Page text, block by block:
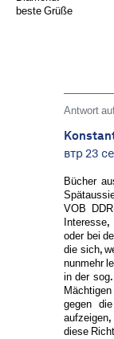
beste Grüße
Antwort
втр 23
Bücher
VOB
oder bei
die sich,
nunmehr
in der
gegen
diese